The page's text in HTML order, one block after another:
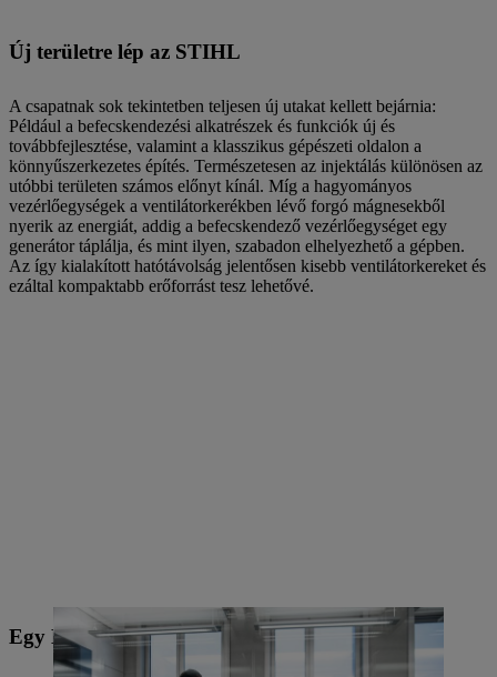
Új területre lép az STIHL
A csapatnak sok tekintetben teljesen új utakat kellett bejárnia:
Például a befecskendezési alkatrészek és funkciók új és
továbbfejlesztése, valamint a klasszikus gépészeti oldalon a
könnyűszerkezetes építés. Természetesen az injektálás különösen az
utóbbi területen számos előnyt kínál. Míg a hagyományos
vezérlőegységek a ventilátorkerékben lévő forgó mágnesekből
nyerik az energiát, addig a befecskendező vezérlőegységet egy
generátor táplálja, és mint ilyen, szabadon elhelyezhető a gépben.
Az így kialakított hatótávolság jelentősen kisebb ventilátorkereket és
ezáltal kompaktabb erőforrást tesz lehetővé.
Egy KÉTSZÁMÚ DUETT